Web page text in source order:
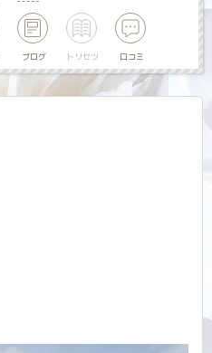
ブログ トリセツ 口コミ